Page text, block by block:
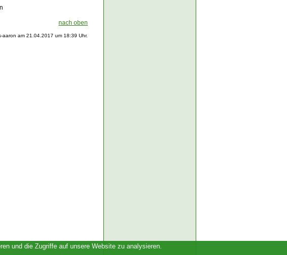
nach oben
aaron am 21.04.2017 um 18:39 Uhr.
und die Zugriffe auf unsere Website zu analysieren.